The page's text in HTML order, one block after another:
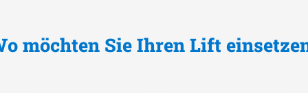
möchten Sie Ihren Lift